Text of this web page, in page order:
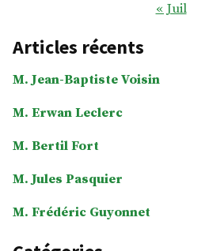
« Juil
Articles récents
M. Jean-Baptiste Voisin
M. Erwan Leclerc
M. Bertil Fort
M. Jules Pasquier
M. Frédéric Guyonnet